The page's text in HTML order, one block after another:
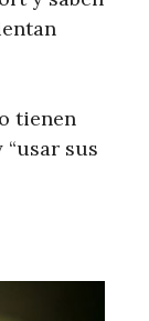
tienen
sus